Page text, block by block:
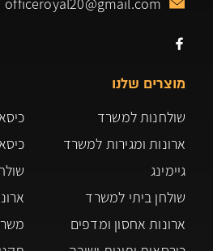
מוצרים שלנו
שולחנות למשרד
ארונות ומגירות למשרד
גיימינג
שולחן ביתי למשרד
ארונות אחסון ומדפים
officeroyal20@gmail.com